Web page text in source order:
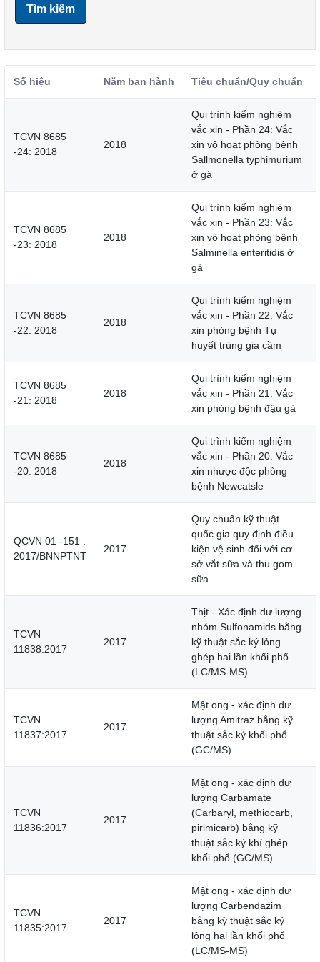
Tìm kiếm
Số hiệu Năm ban hành Tiêu chuẩn/Quy chuẩn
TCVN 8685
-24: 2018
2018
Qui trình kiểm nghiệm
vắc xin - Phần 24: Vắc
xin vô hoạt phòng bệnh
Sallmonella typhimurium
ở gà
TCVN 8685
-23: 2018
2018
Qui trình kiểm nghiệm
vắc xin - Phần 23: Vắc
xin vô hoạt phòng bệnh
Salminella enteritidis ở
gà
TCVN 8685
-22: 2018
2018
Qui trình kiểm nghiệm
vắc xin - Phần 22: Vắc
xin phòng bệnh Tụ
huyết trùng gia cầm
TCVN 8685
-21: 2018
2018
Qui trình kiểm nghiệm
vắc xin - Phần 21: Vắc
xin phòng bệnh đậu gà
TCVN 8685
-20: 2018
2018
Qui trình kiểm nghiệm
vắc xin - Phần 20: Vắc
xin nhược độc phòng
bệnh Newcatsle
QCVN 01 -151 :
2017/BNNPTNT
2017
Quy chuẩn kỹ thuật
quốc gia quy định điều
kiện vệ sinh đối với cơ
sở vắt sữa và thu gom
sữa.
TCVN
11838:2017
2017
Thịt - Xác định dư lượng
nhóm Sulfonamids bằng
kỹ thuật sắc ký lỏng
ghép hai lần khối phổ
(LC/MS-MS)
TCVN
11837:2017
2017
Mật ong - xác định dư
lượng Amitraz bằng kỹ
thuật sắc ký khối phổ
(GC/MS)
TCVN
11836:2017
2017
Mật ong - xác định dư
lượng Carbamate
(Carbaryl, methiocarb,
pirimicarb) bằng kỹ
thuật sắc ký khí ghép
khối phổ (GC/MS)
TCVN
11835:2017
2017
Mật ong - xác định dư
lượng Carbendazim
bằng kỹ thuật sắc ký
lỏng hai lần khối phổ
(LC/MS-MS)